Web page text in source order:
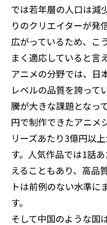
では若年層の人口は減
りのクリエイターが発
広がっているため、こ
まく適応していると言
アニメの分野では、日
レベルの品質を誇って
騰が大きな課題となっ
円で制作できたアニメ
リーズあたり3億円以
す。人気作品では1話
えることもあり、高品
トは前例のない水準に
す。
そして中国のような国